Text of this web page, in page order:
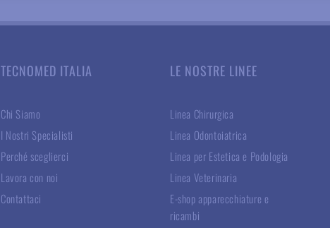
TECNOMED ITALIA
Chi Siamo
I Nostri Specialisti
Perché sceglierci
Lavora con noi
Contattaci
LE NOSTRE LINEE
Linea Chirurgica
Linea Odontoiatrica
Linea per Estetica e Podologia
Linea Veterinaria
E-shop apparecchiature e
ricambi